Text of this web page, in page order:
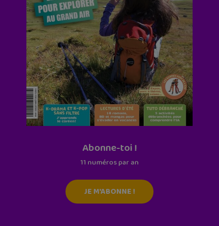
Abonne-toi !
11 numéros par an
JE M'ABONNE !